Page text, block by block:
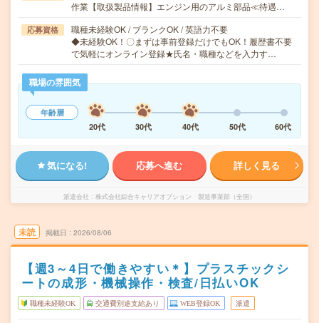
作業【取扱製品情報】エンジン用のアルミ部品≪待遇…
応募資格
職種未経験OK / ブランクOK / 英語力不要
◆未経験OK！〇まずは事前登録だけでもOK！履歴書不要
で気軽にオンライン登録★氏名・職種などを入力す…
職場の雰囲気
年齢層
20代
30代 40代 50代 60代
気になる! 応募へ進む 詳しく見る
派遣会社 株式会社綜合キャリアオプション 製造事業部（全国）
未読 掲載日 2026/08/06
【週3～4日で働きやすい＊】プラスチックシ
ートの成形・機械操作・検査/日払いOK
職種未経験OK 交通費別途支給あり WEB登録OK 派遣